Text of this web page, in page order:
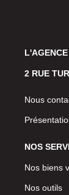
L'AGENCE
2 RUE
Nous
NOS
Nos biens
Nos outils